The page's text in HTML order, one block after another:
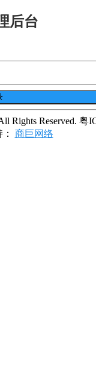
后台
Reserved. 粤
： 商巨网络